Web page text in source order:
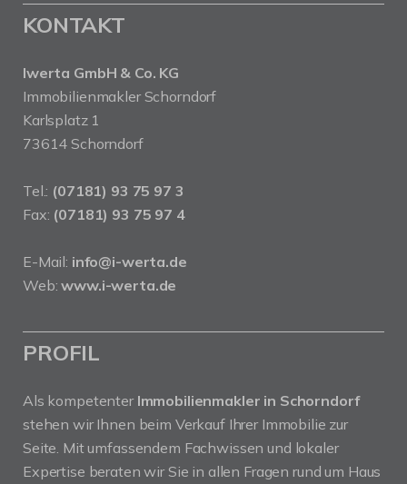
KONTAKT
Iwerta GmbH & Co. KG
Immobilienmakler Schorndorf
Karlsplatz 1
73614 Schorndorf
Tel.: (07181) 93 75 97 3
Fax: (07181) 93 75 97 4
E-Mail: info@i-werta.de
Web:www.i-werta.de
PROFIL
Als kompetenter Immobilienmakler in Schorndorf
stehen wir Ihnen beim Verkauf Ihrer Immobilie zur
Seite. Mit umfassendem Fachwissen und lokaler
Expertise beraten wir Sie in allen Fragen rund um Haus